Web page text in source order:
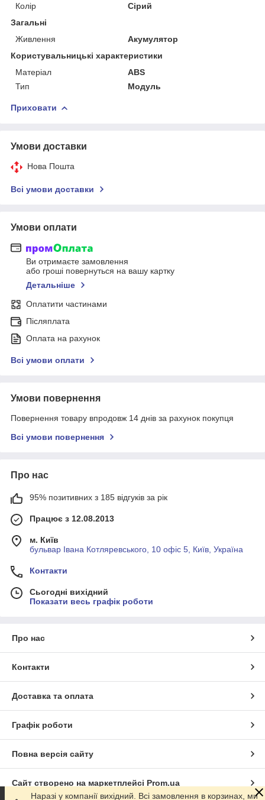
Колір
Сірий
Загальні
Живлення
Акумулятор
Користувальницькі характеристики
Матеріал
ABS
Тип
Модуль
Приховати
Умови доставки
Нова Пошта
Всі умови доставки
Умови оплати
Ви отримаєте замовлення
або гроші повернуться на вашу картку
Детальніше
Оплатити частинами
Післяплата
Оплата на рахунок
Всі умови оплати
Умови повернення
Повернення товару впродовж 14 днів за рахунок покупця
Всі умови повернення
Про нас
95% позитивних з 185 відгуків за рік
Працює з 12.08.2013
м. Київ
бульвар Івана Котляревського, 10 офіс 5, Київ, Україна
Контакти
Сьогодні вихідний
Показати весь графік роботи
Про нас
Контакти
Доставка та оплата
Графік роботи
Повна версія сайту
Сайт створено на маркетплейсі Prom.ua
Наразі у компанії вихідний. Всі замовлення в корзинах, ми